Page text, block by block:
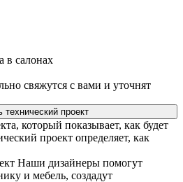
в салонах
свяжутся с вами и уточнят
технический проект
который показывает, как будет
проект определяет, как
Наши дизайнеры помогут
и мебель, создадут